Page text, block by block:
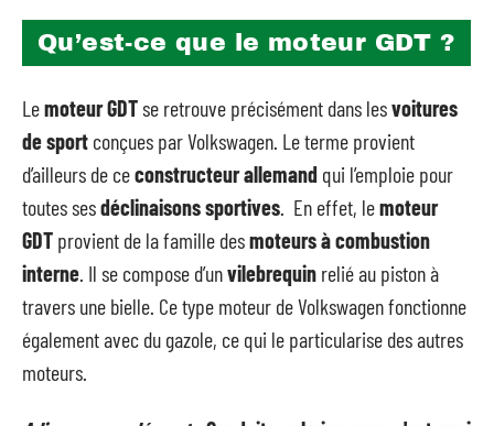
Qu’est-ce que le moteur GDT ?
Lemoteur GDTse retrouve précisément dans lesvoitures
de sport conçues par Volkswagen. Le terme provient
d’ailleurs de ceconstructeur allemand qui l’emploie pour
toutes sesdéclinaisons sportives . En effet, lemoteur
GDT provient de la famille desmoteurs àcombustion
interne . Il se compose d’unvilebrequin relié au piston à
travers une bielle. Ce type moteur de Volkswagen fonctionne
également avec du gazole, ce qui le particularise des autres
moteurs.